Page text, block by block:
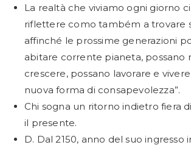
La realtà che viviamo ogni giorno
riflettere como também a trovare
affinché le prossime generazioni
abitare corrente pianeta, possano
crescere, possano lavorare e
nuova forma di consapevolezza”.
Chi sogna un ritorno indietro fiera
il presente.
D. Dal 2150, anno del suo ingresso